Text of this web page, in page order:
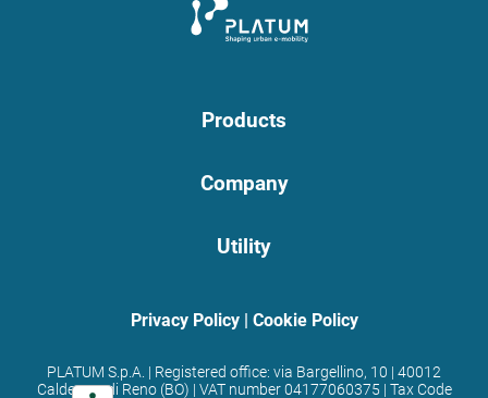
Products
Company
Utility
Privacy Policy| Cookie Policy
PLATUM S.p.A. | Registered office: via Bargellino, 10 | 40012
Calderara di Reno (BO) | VAT number 04177060375 | Tax Code